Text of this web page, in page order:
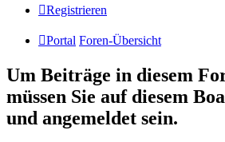
Registrieren
Portal Foren-Übersicht
Um Beiträge in diesem
müssen Sie auf diesem
und angemeldet sein.